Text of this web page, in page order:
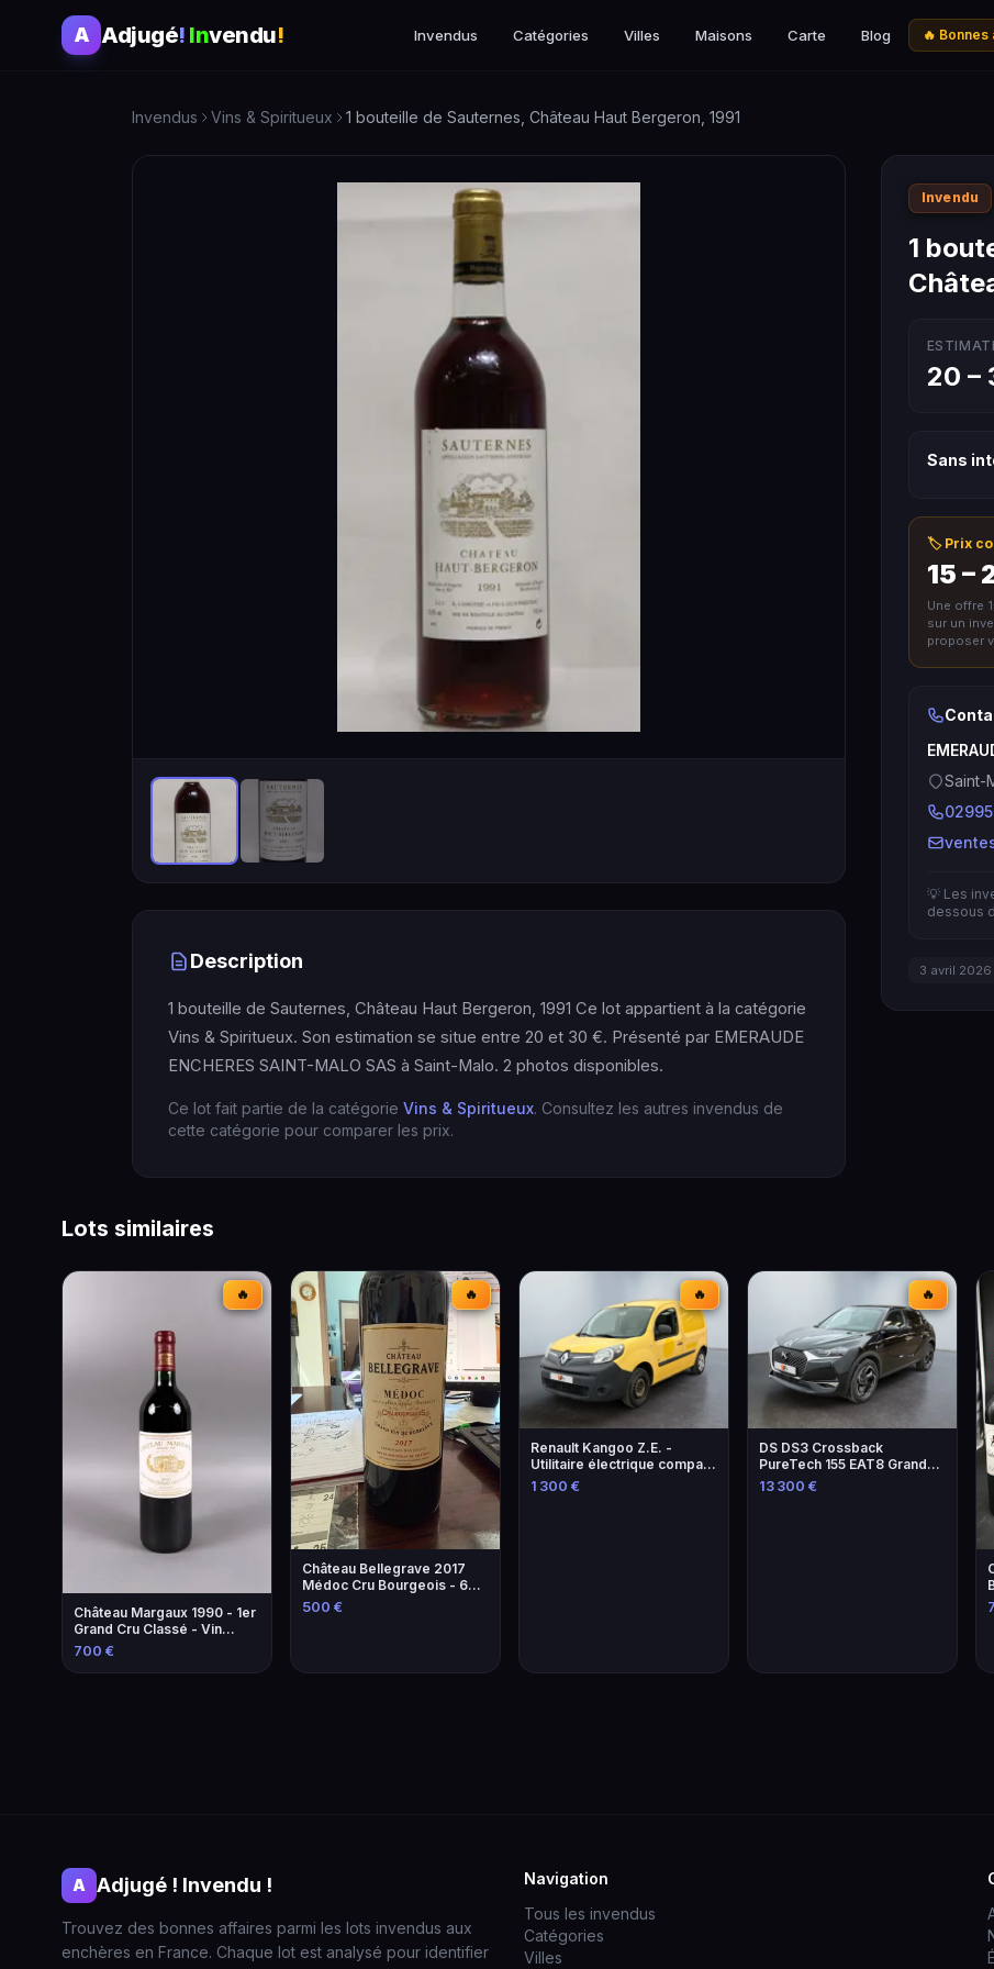
A Adjugé! Invendu! Invendus Catégories Villes Maisons Carte Blog 🔥
Invendus Vins & Spiritueux 1 bouteille de Sauternes, Château Haut Bergeron, 1991
Description
1 bouteille de Sauternes, Château Haut Bergeron, 1991 Ce lot appartient à la catégorie
Vins & Spiritueux. Son estimation se situe entre 20 et 30 €. Présenté par EMERAUDE
ENCHERES SAINT-MALO SAS à Saint-Malo. 2 photos disponibles.
Ce lot fait partie de la catégorie Vins & Spiritueux. Consultez les autres invendus de
cette catégorie pour comparer les prix.
Invendu
1
20 –
Sans
🏷️ Prix
15 –
Une offre
sur un
proposer
Saint-
💡 Les
dessous
3 avril 2026
Lots similaires
🔥
Château Margaux 1990 - 1er
Grand Cru Classé - Vin
Rouge d'Exception
700 €
🔥
Château Bellegrave 2017
Médoc Cru Bourgeois - 60
Bouteilles
500 €
🔥
Renault Kangoo Z.E. -
Utilitaire électrique compact
et pratique
1 300 €
🔥
DS DS3 Crossback
PureTech 155 EAT8 Grand
Chic - SUV élégant et
performant
13 300 €
A Adjugé ! Invendu !
Trouvez des bonnes affaires parmi les lots invendus aux
enchères en France. Chaque lot est analysé pour identifier
Navigation
Tous les invendus
Catégories
Villes